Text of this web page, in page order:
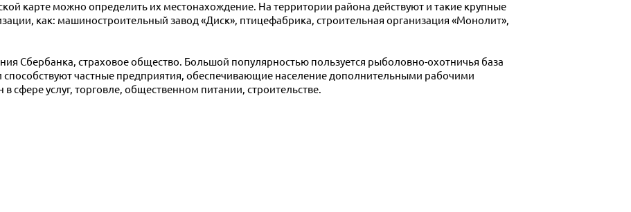
карте можно определить их местонахождение. На территории района действуют и такие крупные
как: машиностроительный завод «Диск», птицефабрика, строительная организация «Монолит»,
Сбербанка, страховое общество. Большой популярностью пользуется рыболовно-охотничья база
способствуют частные предприятия, обеспечивающие население дополнительными рабочими
сфере услуг, торговле, общественном питании, строительстве.